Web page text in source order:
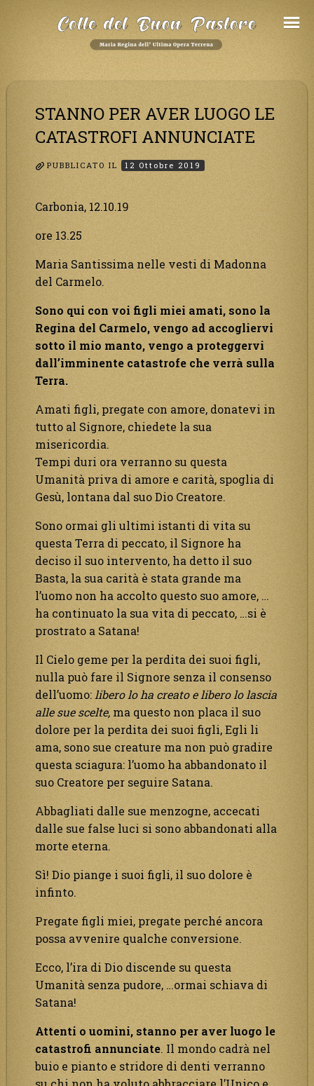
STANNO PER AVER LUOGO LE
CATASTROFI ANNUNCIATE
PUBBLICATO IL 12 Ottobre 2019
Carbonia, 12.10.19
ore 13.25
Maria Santissima nelle vesti di Madonna
del Carmelo.
Sono qui con voi figli miei amati, sono la
Regina del Carmelo, vengo ad accogliervi
sotto il mio manto, vengo a proteggervi
dall’imminente catastrofe che verrà sulla
Terra.
Amati figli, pregate con amore, donatevi in
tutto al Signore, chiedete la sua
misericordia.
Tempi duri ora verranno su questa
Umanità priva di amore e carità, spoglia di
Gesù, lontana dal suo Dio Creatore.
Sono ormai gli ultimi istanti di vita su
questa Terra di peccato, il Signore ha
deciso il suo intervento, ha detto il suo
Basta, la sua carità è stata grande ma
l’uomo non ha accolto questo suo amore, …
ha continuato la sua vita di peccato, …si è
prostrato a Satana!
Il Cielo geme per la perdita dei suoi figli,
nulla può fare il Signore senza il consenso
dell’uomo: libero lo ha creato e libero lo lascia
alle sue scelte, ma questo non placa il suo
dolore per la perdita dei suoi figli, Egli li
ama, sono sue creature ma non può gradire
questa sciagura: l’uomo ha abbandonato il
suo Creatore per seguire Satana.
Abbagliati dalle sue menzogne, accecati
dalle sue false luci si sono abbandonati alla
morte eterna.
Sì! Dio piange i suoi figli, il suo dolore è
infinto.
Pregate figli miei, pregate perché ancora
possa avvenire qualche conversione.
Ecco, l’ira di Dio discende su questa
Umanità senza pudore, …ormai schiava di
Satana!
Attenti o uomini, stanno per aver luogo le
catastrofi annunciate. Il mondo cadrà nel
buio e pianto e stridore di denti verranno